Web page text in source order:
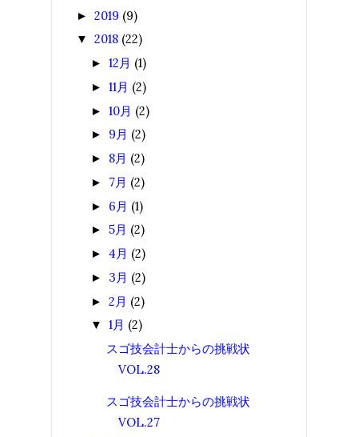
► 2019 (9)
▼ 2018 (22)
► 12月 (1)
► 11月 (2)
► 10月 (2)
► 9月 (2)
► 8月 (2)
► 7月 (2)
► 6月 (1)
► 5月 (2)
► 4月 (2)
► 3月 (2)
► 2月 (2)
▼ 1月 (2)
スゴ技会計士からの挑戦状
VOL.28
スゴ技会計士からの挑戦状
VOL.27